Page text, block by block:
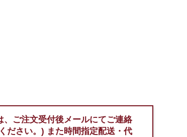
、ご注文受付後メールにてご連絡
ださい。) また時間指定配送・代